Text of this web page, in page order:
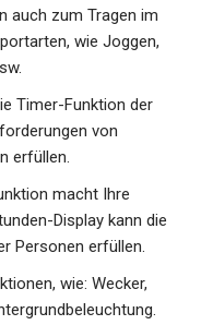
auch zum Tragen im
wie Joggen,
Timer-Funktion der
von
erfüllen.
macht Ihre
Display kann die
Personen erfüllen.
wie: Wecker,